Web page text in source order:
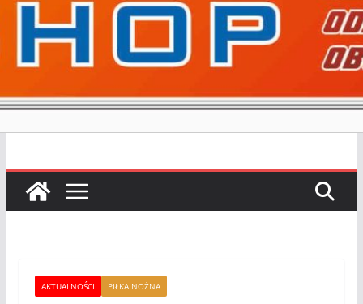
AKTUALNOŚCI PIŁKA NOŻNA